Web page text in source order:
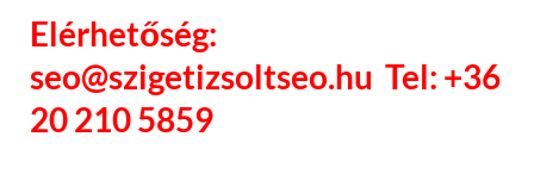
Elérhetőség:
seo@szigetizsoltseo.hu Tel: +36
20 210 5859